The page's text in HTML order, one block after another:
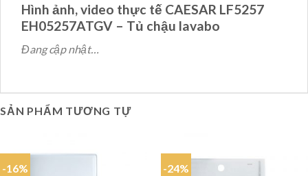
Hình ảnh, video thực tế CAESAR LF5257
EH05257ATGV – Tủ chậu lavabo
Đang cập nhật…
SẢN PHẨM TƯƠNG TỰ
-16% -24%